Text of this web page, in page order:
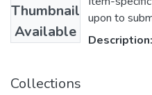
Thumbnail
Available
upon to
Description:
Collections